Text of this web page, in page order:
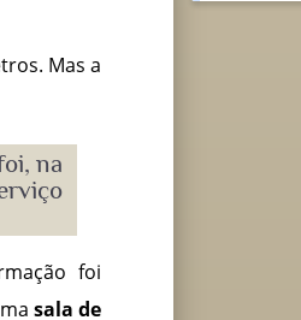
Mas a
na
foi
sala de